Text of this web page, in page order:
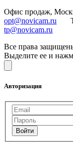
Офис продаж,
opt@novicam.ru
tp@novicam.ru
Все права
Выделите ее и
Авторизация